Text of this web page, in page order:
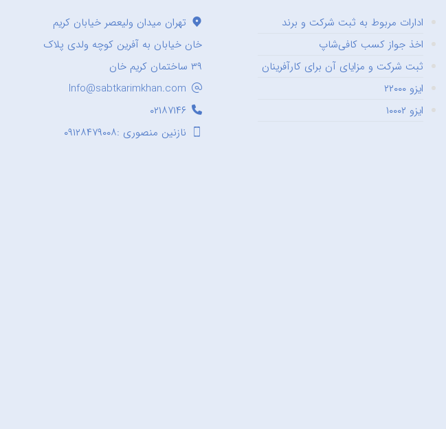
ادارات مربوط به ثبت شرکت و برند
اخذ جواز کسب کافی‌شاپ
ثبت شرکت و مزایای آن برای کارآفرینان
ایزو ۲۲۰۰۰
ایزو ۱۰۰۰۲
تهران میدان ولیعصر خیابان کریم
خان خیابان به آفرین کوچه ولدی پلاک
۳۹ ساختمان کریم خان
Info@sabtkarimkhan.com
۰۲۱۸۷۱۴۶
نازنین منصوری :۰۹۱۲۸۴۷۹۰۰۸